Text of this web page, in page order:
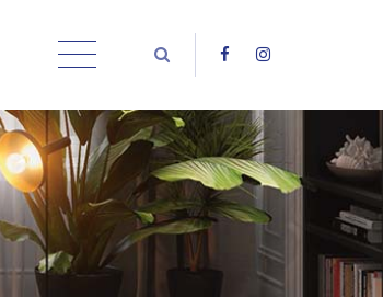
About us
Lorem ipsum dolor sit amet,
consectetuer adipiscing elit.
Aenean commodo ligula eget dolor. Aenean
massa. Cum sociis natoque penatibus et
magnis dis parturient montes, nascetur
ridiculus mus. Donec quam felis, ultricies nec.